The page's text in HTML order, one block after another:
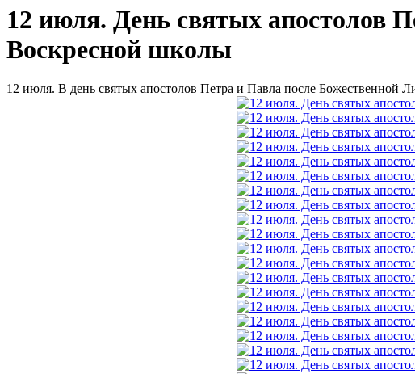
12 июля. День святых апостолов
Воскресной школы
12 июля. В день святых апостолов Петра и Павла после Божественной